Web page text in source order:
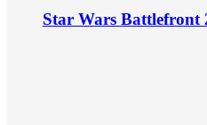
Star Wars Battlefront